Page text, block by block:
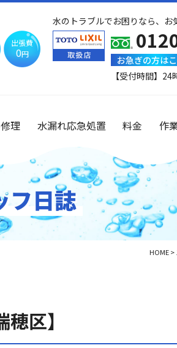
出張費
0円
水のトラブルでお困りなら、お
お急ぎの方は
【受付時間】
理 水漏れ応急処置 料金 作
フ日誌
HOME>
区】